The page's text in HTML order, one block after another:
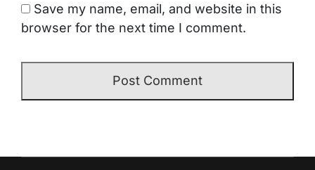
Save my name, email, and website in this
browser for the next time I comment.